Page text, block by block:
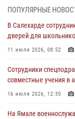
03 августа 2026, 07:21
Генерал-полковник
молодёжном
03 августа 2026, 06:54
Директор Росгвардии
поздравил
праздником
ПОПУЛЯРНЫЕ
В Салехарде
дверей для
11 июля 2026, 08:52
Сотрудники
совместные учения в
16 июля 2026, 12:30
На Ямале